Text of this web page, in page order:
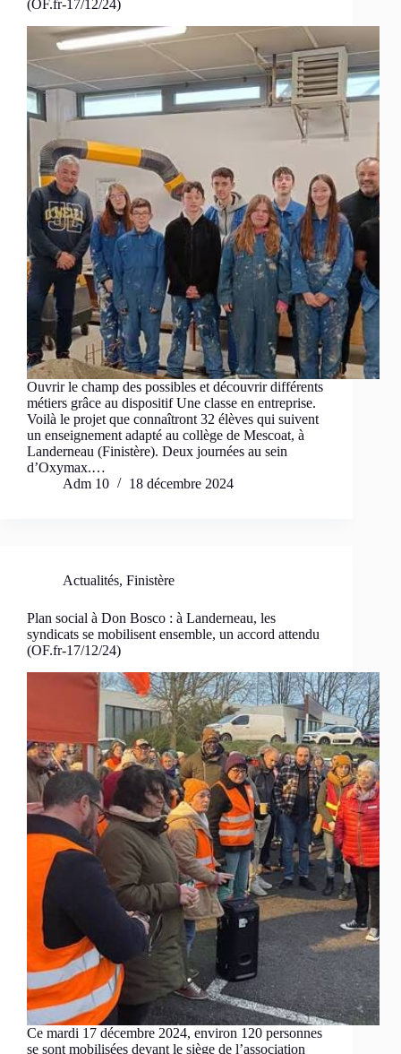
(OF.fr-17/12/24)
Ouvrir le champ des possibles et découvrir différents
métiers grâce au dispositif Une classe en entreprise.
Voilà le projet que connaîtront 32 élèves qui suivent
un enseignement adapté au collège de Mescoat, à
Landerneau (Finistère). Deux journées au sein
d’Oxymax.…
Adm 10
18 décembre 2024
Actualités, Finistère
Plan social à Don Bosco : à Landerneau, les
syndicats se mobilisent ensemble, un accord attendu
(OF.fr-17/12/24)
Ce mardi 17 décembre 2024, environ 120 personnes
se sont mobilisées devant le siège de l’association